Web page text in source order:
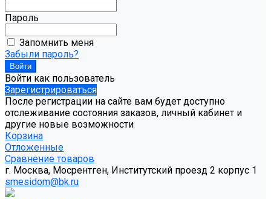
Пароль
Запомнить меня
Забыли пароль?
Войти как пользователь
Зарегистрироваться
После регистрации на сайте вам будет доступно
отслеживание состояния заказов, личный кабинет и
другие новые возможности
Корзина
Отложенные
Сравнение товаров
г. Москва, Мосрентген, Институтский проезд 2 корпус 1
smesidom@bk.ru